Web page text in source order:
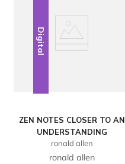
Digital
ZEN NOTES CLOSER TO AN
UNDERSTANDING
ronald allen
ronald allen